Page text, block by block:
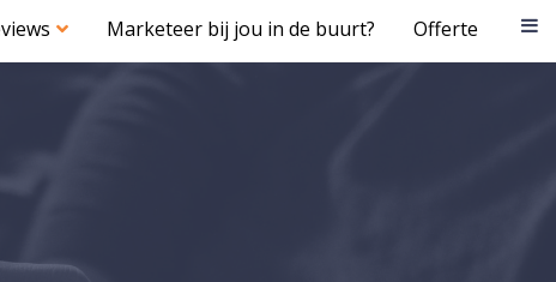
Marketeer bij jou in de buurt? Offerte